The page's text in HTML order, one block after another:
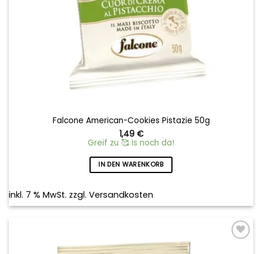
Falcone American-Cookies Pistazie 50g
1,49 €
Greif zu 🥰 Is noch da!
IN DEN WARENKORB
inkl. 7 % MwSt. zzgl. Versandkosten